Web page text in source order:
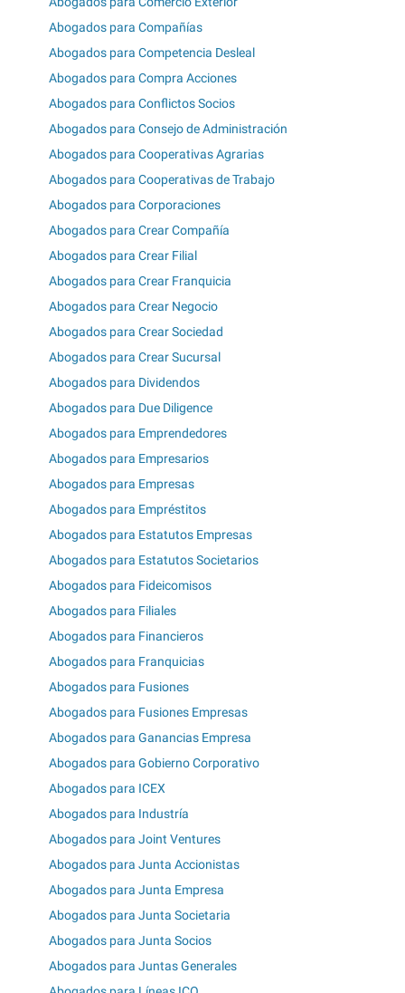
Abogados para Compañías
Abogados para Competencia Desleal
Abogados para Compra Acciones
Abogados para Conflictos Socios
Abogados para Consejo de Administración
Abogados para Cooperativas Agrarias
Abogados para Cooperativas de Trabajo
Abogados para Corporaciones
Abogados para Crear Compañía
Abogados para Crear Filial
Abogados para Crear Franquicia
Abogados para Crear Negocio
Abogados para Crear Sociedad
Abogados para Crear Sucursal
Abogados para Dividendos
Abogados para Due Diligence
Abogados para Emprendedores
Abogados para Empresarios
Abogados para Empresas
Abogados para Empréstitos
Abogados para Estatutos Empresas
Abogados para Estatutos Societarios
Abogados para Fideicomisos
Abogados para Filiales
Abogados para Financieros
Abogados para Franquicias
Abogados para Fusiones
Abogados para Fusiones Empresas
Abogados para Ganancias Empresa
Abogados para Gobierno Corporativo
Abogados para ICEX
Abogados para Industría
Abogados para Joint Ventures
Abogados para Junta Accionistas
Abogados para Junta Empresa
Abogados para Junta Societaria
Abogados para Junta Socios
Abogados para Juntas Generales